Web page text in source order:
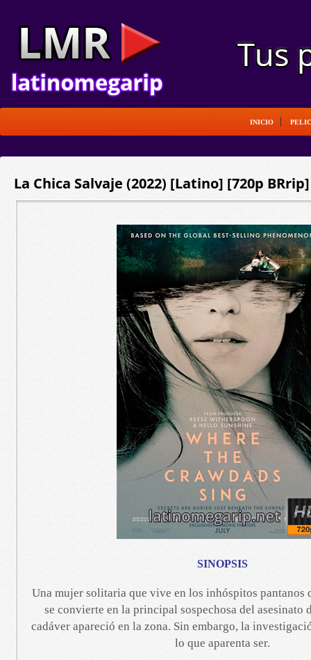
INICIO
La Chica Salvaje (2022) [Latino] [720p
SINOPSIS
Una mujer solitaria que vive en los inhóspitos pantanos
se convierte en la principal sospechosa del asesinato
cadáver apareció en la zona. Sin embargo, la
lo que aparenta ser.